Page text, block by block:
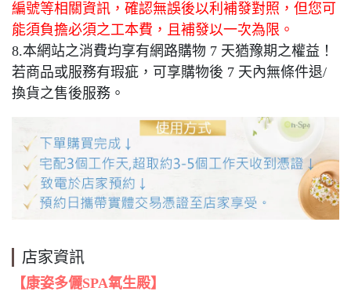
編號等相關資訊，確認無誤後以利補發對照，但您可
能須負擔必須之工本費，且補發以一次為限。
8.本網站之消費均享有網路購物 7 天猶豫期之權益！
若商品或服務有瑕疵，可享購物後 7 天內無條件退/
換貨之售後服務。
店家資訊
【康姿多儷SPA氧生殿】